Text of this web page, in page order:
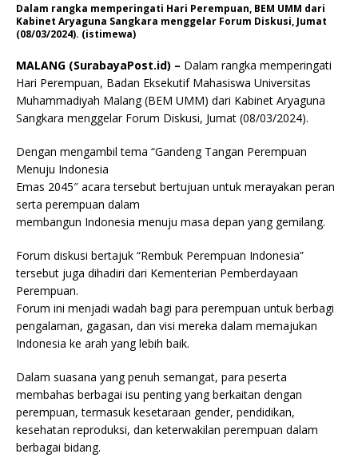
Dalam rangka memperingati Hari Perempuan, BEM UMM dari
Kabinet Aryaguna Sangkara menggelar Forum Diskusi, Jumat
(08/03/2024). (istimewa)
MALANG (SurabayaPost.id) – Dalam rangka memperingati
Hari Perempuan, Badan Eksekutif Mahasiswa Universitas
Muhammadiyah Malang (BEM UMM) dari Kabinet Aryaguna
Sangkara menggelar Forum Diskusi, Jumat (08/03/2024).
Dengan mengambil tema “Gandeng Tangan Perempuan
Menuju Indonesia
Emas 2045″ acara tersebut bertujuan untuk merayakan peran
serta perempuan dalam
membangun Indonesia menuju masa depan yang gemilang.
Forum diskusi bertajuk “Rembuk Perempuan Indonesia”
tersebut juga dihadiri dari Kementerian Pemberdayaan
Perempuan.
Forum ini menjadi wadah bagi para perempuan untuk berbagi
pengalaman, gagasan, dan visi mereka dalam memajukan
Indonesia ke arah yang lebih baik.
Dalam suasana yang penuh semangat, para peserta
membahas berbagai isu penting yang berkaitan dengan
perempuan, termasuk kesetaraan gender, pendidikan,
kesehatan reproduksi, dan keterwakilan perempuan dalam
berbagai bidang.